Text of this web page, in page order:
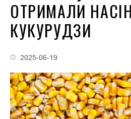
ОТРИМАЛИ
КУКУРУДЗИ
2025-06-19